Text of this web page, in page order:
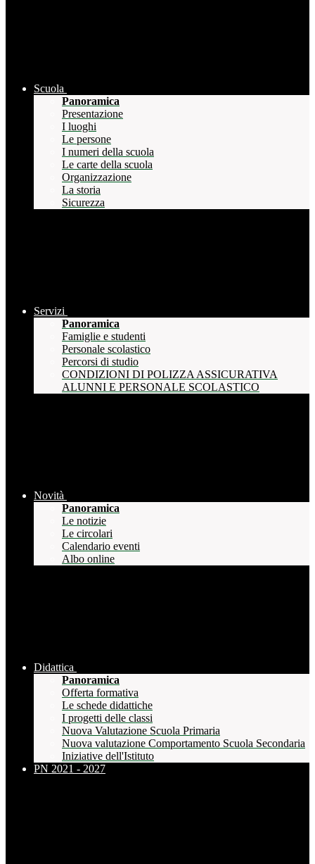
Scuola
Panoramica
Presentazione
I luoghi
Le persone
I numeri della scuola
Le carte della scuola
Organizzazione
La storia
Sicurezza
Servizi
Panoramica
Famiglie e studenti
Personale scolastico
Percorsi di studio
CONDIZIONI DI POLIZZA ASSICURATIVA
ALUNNI E PERSONALE SCOLASTICO
Novità
Panoramica
Le notizie
Le circolari
Calendario eventi
Albo online
Didattica
Panoramica
Offerta formativa
Le schede didattiche
I progetti delle classi
Nuova Valutazione Scuola Primaria
Nuova valutazione Comportamento Scuola Secondaria
Iniziative dell'Istituto
PN 2021 - 2027